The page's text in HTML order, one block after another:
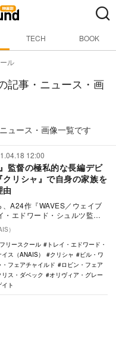
TECH BOOK
ル
記事・ニュース・画
ュース・画像一覧です
12:00
』監督の極私的な長編デビ
リシャ』で自身の家族を
由
A24作『WAVES／ウェイブ
・エドワード・シュルツ監督
）
リースクール
トレイ・エドワード・
ス（ANAIS） クリシャ
ビル・ワ
フェアチャイルド
ロビン・フェア
リス・ダベック
オリヴィア・グレー
ト